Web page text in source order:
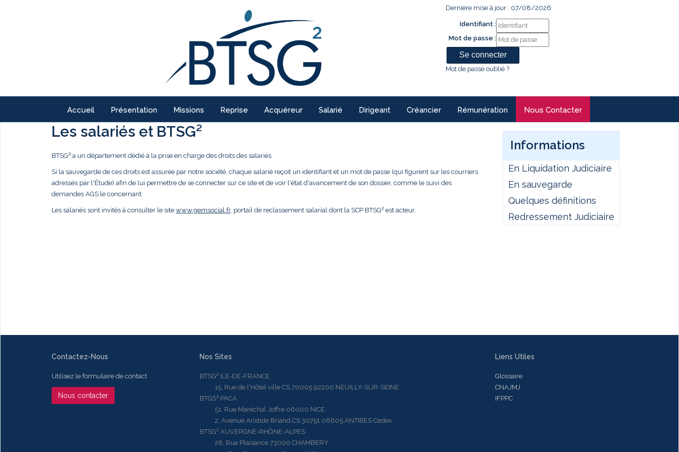
Dernière mise à jour : 07/08/2026
Identifiant :
Mot de passe :
Mot de passe oublié ?
Accueil Présentation Missions Reprise Acquéreur Salarié Dirigeant Créancier Rémunération Nous Contacter
Les salariés et BTSG²
BTSG² a un département dédié à la prise en charge des droits des salariés.
Si la sauvegarde de ces droits est assurée par notre société, chaque salarié reçoit un identifiant et un mot de passe (qui figurent sur les courriers
adressés par l'Étude) afin de lui permettre de se connecter sur ce site et de voir l'état d'avancement de son dossier, comme le suivi des
demandes AGS le concernant.
Les salariés sont invités à consulter le site www.gemsocial.fr, portail de reclassement salarial dont la SCP BTSG² est acteur.
Informations
En Liquidation Judiciaire
En sauvegarde
Quelques définitions
Redressement Judiciaire
Contactez-Nous
Utilisez le formulaire de contact
Nous contacter
Nos Sites
BTSG² ILE-DE-FRANCE
15, Rue de l'Hôtel ville CS 70005 92200 NEUILLY-SUR-SEINE
BTGS² PACA
51, Rue Maréchal Joffre 06000 NICE
2, Avenue Aristide Briand CS 30751 06605 ANTIBES Cedex
BTSG² AUVERGNE-RHÔNE-ALPES
28, Rue Plaisance 73000 CHAMBERY
Liens Utiles
Glossaire
CNAJMJ
IFPPC